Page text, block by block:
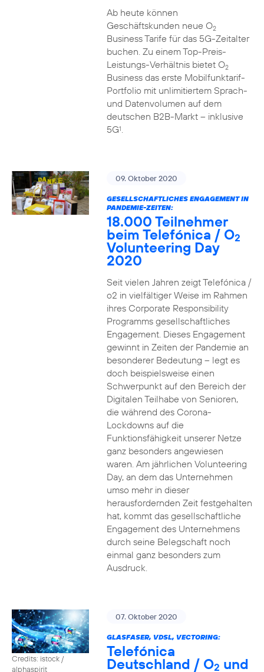
Ab heute können
Geschäftskunden neue O2
Business Tarife für das 5G-Zeitalter
buchen. Zu einem Top-Preis-
Leistungs-Verhältnis bietet O2
Business das erste Mobilfunktarif-
Portfolio mit unlimitiertem Sprach-
und Datenvolumen auf dem
deutschen B2B-Markt – inklusive
5G1.
09. Oktober 2020
GESELLSCHAFTLICHES ENGAGEMENT IN
PANDEMIE-ZEITEN:
18.000 Teilnehmer
beim Telefónica / O2
Volunteering Day
2020
Seit vielen Jahren zeigt Telefónica /
o2 in vielfältiger Weise im Rahmen
ihres Corporate Responsibility
Programms gesellschaftliches
Engagement. Dieses Engagement
gewinnt in Zeiten der Pandemie an
besonderer Bedeutung – legt es
doch beispielsweise einen
Schwerpunkt auf den Bereich der
Digitalen Teilhabe von Senioren,
die während des Corona-
Lockdowns auf die
Funktionsfähigkeit unserer Netze
ganz besonders angewiesen
waren. Am jährlichen Volunteering
Day, an dem das Unternehmen
umso mehr in dieser
herausfordernden Zeit festgehalten
hat, kommt das gesellschaftliche
Engagement des Unternehmens
durch seine Belegschaft noch
einmal ganz besonders zum
Ausdruck.
Credits: istock /
alphaspirit
07. Oktober 2020
GLASFASER, VDSL, VECTORING:
Telefónica
Deutschland / O2 und